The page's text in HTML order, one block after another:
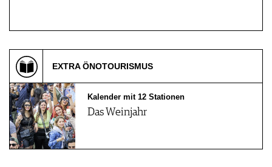
EXTRA ÖNOTOURISMUS
Kalender mit 12 Stationen
Das Weinjahr